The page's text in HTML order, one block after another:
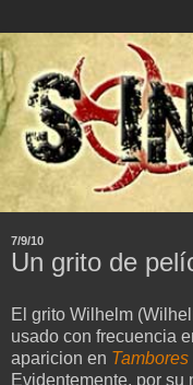
7/9/10
Un grito de
El grito Wilhelm
usado con frecuencia
aparicion en
Evidentemente, por